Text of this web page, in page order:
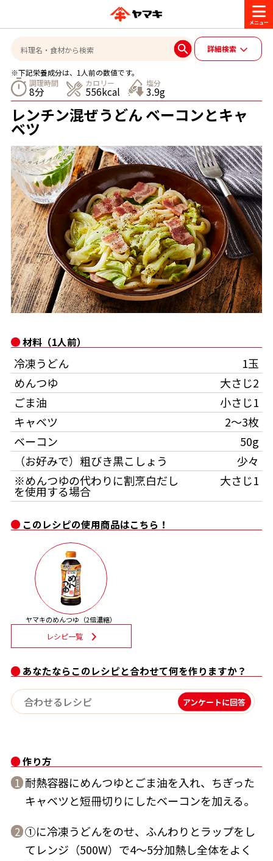
商品情報
ブランド一覧
ヤマキ『めんつゆ』 ヤマキ 割烹白だし
サッと鍋® 楽チン鍋®
楽チン屋®
新鮮一番 『氷熟®』
レシピ
おいしいレシピを探す
おいしいレシピトップ
主食レシピ
主菜レシピ
汁物レシピ
おいしいレシピを商品から探す
かつお節レシピ
めんつゆレシピ
割烹白だしレシピ
レシピ特設サイト
割烹白だしレシピ特集
だし巻き卵特集
かつおだしが決め手！簡単茶碗蒸し
かつお節・だしを楽しむ
かつお節・だしを知る
だしの取り方
かつお節の削り方
かつお節・だしをもっと知る
かつお節・だしを楽しむ
だしコミュ
CM・キャンペーン
CM
キャンペーン一覧
企業・採用情報
企業情報
- 百年対話
- ヤマキ かつお節プラス®
採用情報
- ジョブリターン制
お問い合わせ
ヤマキお客様相談室
オンラインショップ
コミュニティサイト
Global
詳細検索
※下記栄養成分は、1人前の数値です。
調理時間
8分
カロリー
556kcal
塩分
3.9g
レンチン混ぜうどん ベーコンとキャ
ベツ
このレシピの使用商品はこちら！
ヤマキのめんつゆ（2倍濃縮）
レシピ一覧
あなたならこのレシピと合わせて何を作りますか？
アンケートに回答
作り方
1 耐熱容器にめんつゆとごま油を入れ、ちぎった
キャベツと短冊切りにしたベーコンを加える。
2 ①に冷凍うどんをのせ、ふんわりとラップをし
てレンジ（500W）で4～5分加熱し全体をよく
材料（1人前）
冷凍うどん
1玉
めんつゆ
大さじ2
ごま油
小さじ1
キャベツ
2〜3枚
ベーコン
50g
（お好みで）粗びき黒こしょう
少々
※めんつゆの代わりに割烹白だし
を使用する場合
大さじ1